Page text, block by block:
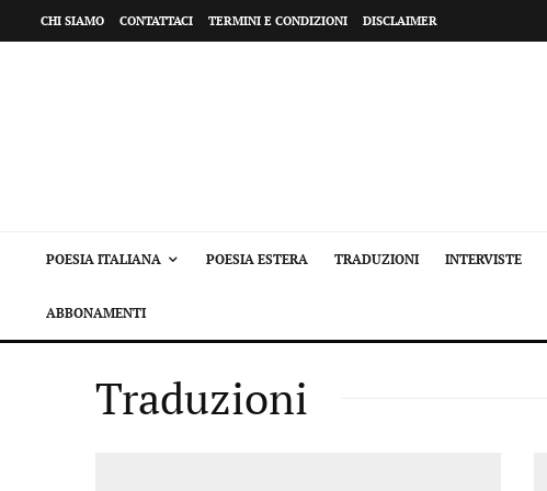
CHI SIAMO CONTATTACI TERMINI E CONDIZIONI DISCLAIMER
POESIA ITALIANA POESIA ESTERA TRADUZIONI INTERVISTE
ABBONAMENTI
Traduzioni